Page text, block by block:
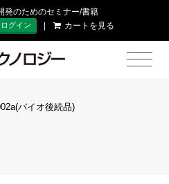
発のためのセミナー/書籍
ログイン | カートを見る
バイオ後続品)